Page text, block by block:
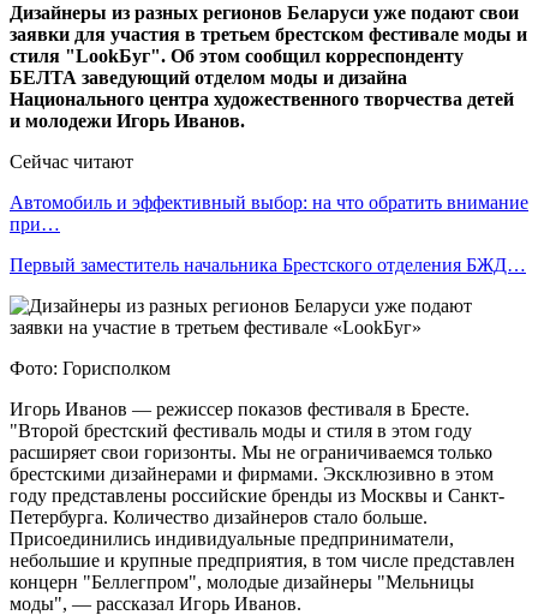
Дизайнеры из разных регионов Беларуси уже подают свои
заявки для участия в третьем брестском фестивале моды и
стиля "LookБуг". Об этом сообщил корреспонденту
БЕЛТА заведующий отделом моды и дизайна
Национального центра художественного творчества детей
и молодежи Игорь Иванов.
Сейчас читают
Автомобиль и эффективный выбор: на что обратить внимание
при…
Первый заместитель начальника Брестского отделения БЖД…
Фото: Горисполком
Игорь Иванов — режиссер показов фестиваля в Бресте.
"Второй брестский фестиваль моды и стиля в этом году
расширяет свои горизонты. Мы не ограничиваемся только
брестскими дизайнерами и фирмами. Эксклюзивно в этом
году представлены российские бренды из Москвы и Санкт-
Петербурга. Количество дизайнеров стало больше.
Присоединились индивидуальные предприниматели,
небольшие и крупные предприятия, в том числе представлен
концерн "Беллегпром", молодые дизайнеры "Мельницы
моды", — рассказал Игорь Иванов.